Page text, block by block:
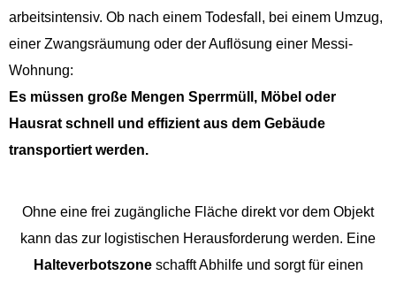
arbeitsintensiv. Ob nach einem Todesfall, bei einem Umzug,
einer Zwangsräumung oder der Auflösung einer Messi-
Wohnung:
Es müssen große Mengen Sperrmüll, Möbel oder
Hausrat schnell und effizient aus dem Gebäude
transportiert werden.
Ohne eine frei zugängliche Fläche direkt vor dem Objekt
kann das zur logistischen Herausforderung werden. Eine
Halteverbotszoneschafft Abhilfe und sorgt für einen